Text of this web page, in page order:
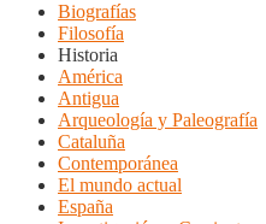
Biografías
Filosofía
Historia
América
Antigua
Arqueología y Paleografía
Cataluña
Contemporánea
El mundo actual
España